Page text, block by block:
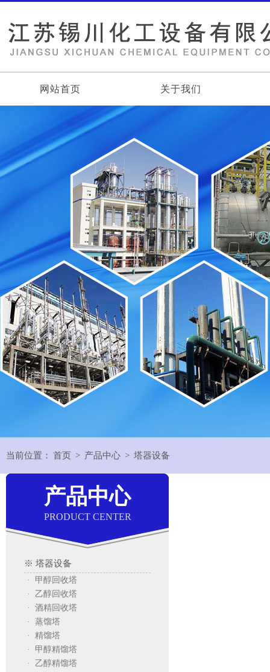
网站首页 关于我们
当前位置： 首页 > 产品中心 > 塔器设备
产品中心
PRODUCT CENTER
※ 塔器设备
· 甲醇回收塔
· 乙醇回收塔
· 酒精回收塔
· 蒸馏塔
· 精馏塔
· 甲醇精馏塔
· 乙醇精馏塔